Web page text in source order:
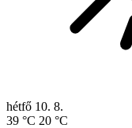
hétfő 10. 8.
39 °C 20 °C